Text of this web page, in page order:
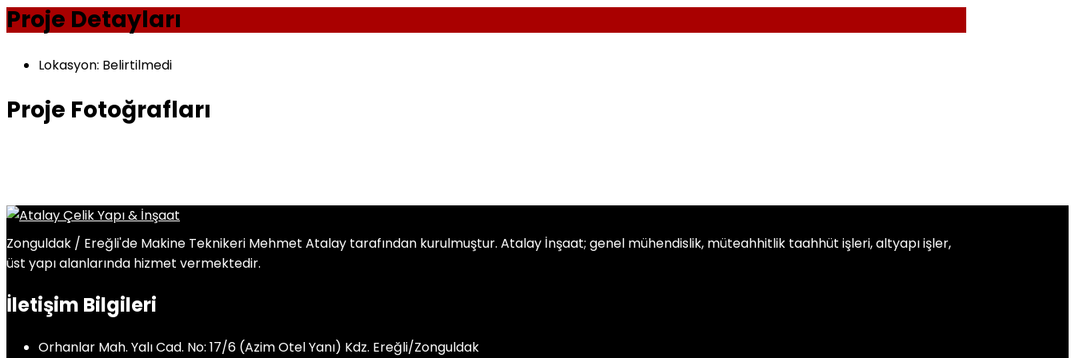
Proje Detayları
Lokasyon: Belirtilmedi
Proje Fotoğrafları
Zonguldak / Ereğli'de Makine Teknikeri Mehmet Atalay tarafından kurulmuştur. Atalay İnşaat; genel mühendislik, müteahhitlik taahhüt işleri, altyapı işler,
üst yapı alanlarında hizmet vermektedir.
İletişim Bilgileri
Orhanlar Mah. Yalı Cad. No: 17/6 (Azim Otel Yanı) Kdz. Ereğli/Zonguldak